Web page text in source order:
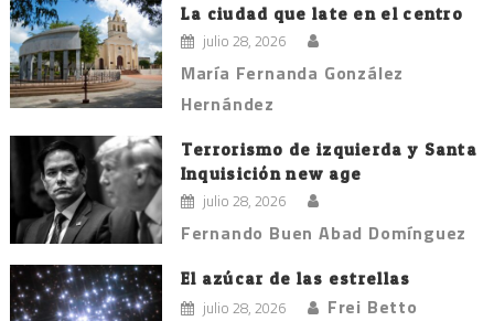
entradas
La ciudad que late en el centro
julio 28, 2026
María Fernanda González
Hernández
Terrorismo de izquierda y Santa
Inquisición new age
julio 28, 2026
Fernando Buen Abad Domínguez
El azúcar de las estrellas
julio 28, 2026 Frei Betto